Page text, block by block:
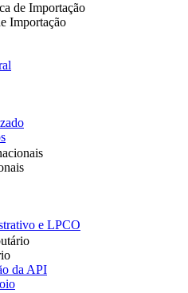
de Importação
Importação
e LPCO
da API